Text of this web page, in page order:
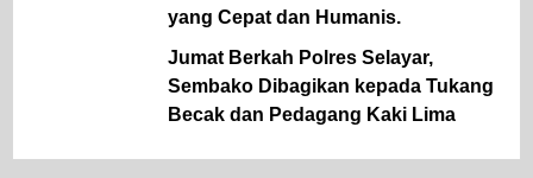
yang Cepat dan Humanis.
Jumat Berkah Polres Selayar,
Sembako Dibagikan kepada Tukang
Becak dan Pedagang Kaki Lima